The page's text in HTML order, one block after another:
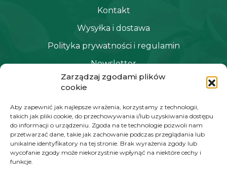
Zarządzaj zgodami plików
cookie
Aby zapewnić jak najlepsze wrażenia, korzystamy z technologii,
takich jak pliki cookie, do przechowywania i/lub uzyskiwania dostępu
do informacji o urządzeniu. Zgoda na te technologie pozwoli nam
przetwarzać dane, takie jak zachowanie podczas przeglądania lub
unikalne identyfikatory na tej stronie. Brak wyrażenia zgody lub
wycofanie zgody może niekorzystnie wpłynąć na niektóre cechy i
funkcje.
Kontakt
Wysyłka i dostawa
Polityka prywatności i regulamin
Newsletter
Moje konto
Koszyk
Moje zamówienia